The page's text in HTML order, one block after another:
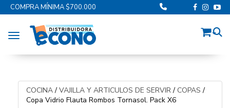
COMPRA MÍNIMA $700.000
Toggle navigation
COCINA/ VAJILLA Y ARTICULOS DE SERVIR/ COPAS /
Copa Vidrio Flauta Rombos Tornasol. Pack X6